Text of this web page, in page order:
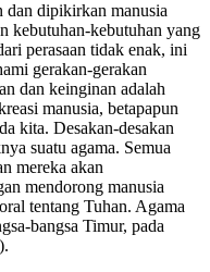
dan dipikirkan manusia
kebutuhan-kebutuhan yang
perasaan tidak enak, ini
gerakan-gerakan
dan keinginan adalah
manusia, betapapun
kita. Desakan-desakan
suatu agama. Semua
mereka akan
mendorong manusia
tentang Tuhan. Agama
bangsa Timur, pada